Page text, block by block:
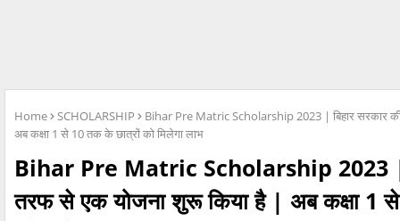
Home SCHOLARSHIP
Bihar Pre Matric Scholarship 2023 | बिहार सरकार
अब कक्षा 1 से 10 तक के छात्रों को मिलेगा लाभ
Bihar Pre Matric Scholarship 2023 |
तरफ से एक योजना शुरू किया है | अब कक्षा 1